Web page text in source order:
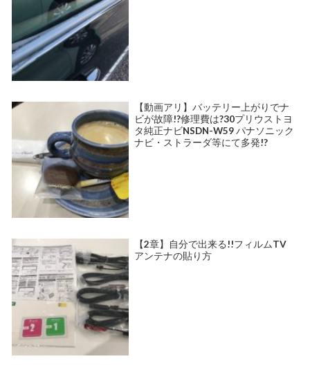
【動画アリ】バッテリー上がりでナ
ビが故障!?修理費は?30プリウストヨ
タ純正ナビNSDN-W59 パナソニック
ナビ・ストラーダ等にて多発!?
【2章】自分で出来る!!フィルムTV
アンテナの貼り方